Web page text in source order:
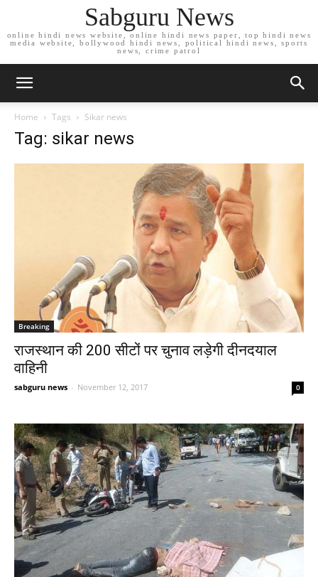
Sabguru News
online hindi news website, online hindi news paper, top hindi news
media website, bollywood hindi news, political hindi news, sports
news, crime patrol
Home Tags Sikar news
Tag: sikar news
Breaking
राजस्थान की 200 सीटों पर चुनाव लड़ेगी दीनदयाल
वाहिनी
sabguru news - November 12, 2017 0